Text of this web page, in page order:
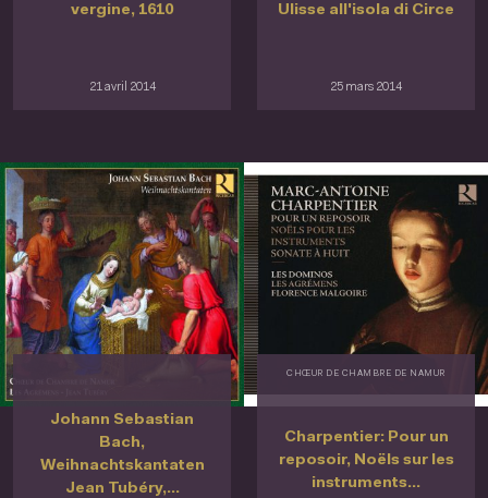
vergine, 1610
21 avril 2014
Ulisse all'isola di Circe
25 mars 2014
Johann Sebastian
Bach,
Weihnachtskantaten
Jean Tubéry,...
CHŒUR DE CHAMBRE DE NAMUR
Charpentier: Pour un
reposoir, Noëls sur les
instruments...